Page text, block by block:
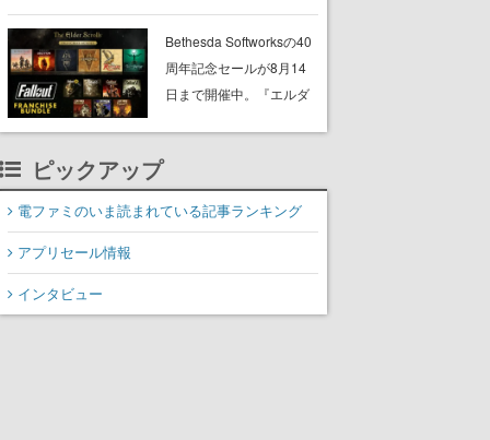
て、8月11日から8月20日
までの期間限定で開催予
定
Bethesda Softworksの40
周年記念セールが8月14
日まで開催中。『エルダ
ピックアップ
電ファミのいま読まれている記事ランキング
アプリセール情報
インタビュー